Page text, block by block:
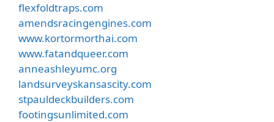
flexfoldtraps.com
amendsracingengines.com
www.kortormorthai.com
www.fatandqueer.com
anneashleyumc.org
landsurveyskansascity.com
stpauldeckbuilders.com
footingsunlimited.com